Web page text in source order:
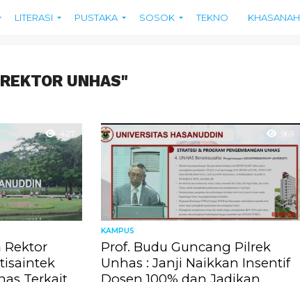
LITERASI PUSTAKA SOSOK TEKNO KHASANAH
UNHAS"
427
Rektor
969
KAMPUS
Prof. Budu Guncang Pilrek
Unhas : Janji Naikkan Insentif